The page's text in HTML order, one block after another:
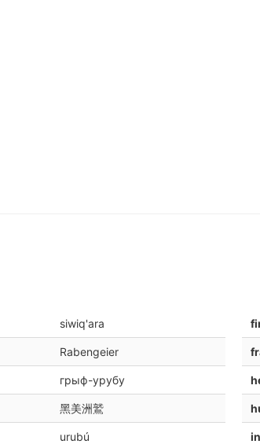
siwiq'ara
Rabengeier
грыф-урубу
黑美洲鷲
urubú